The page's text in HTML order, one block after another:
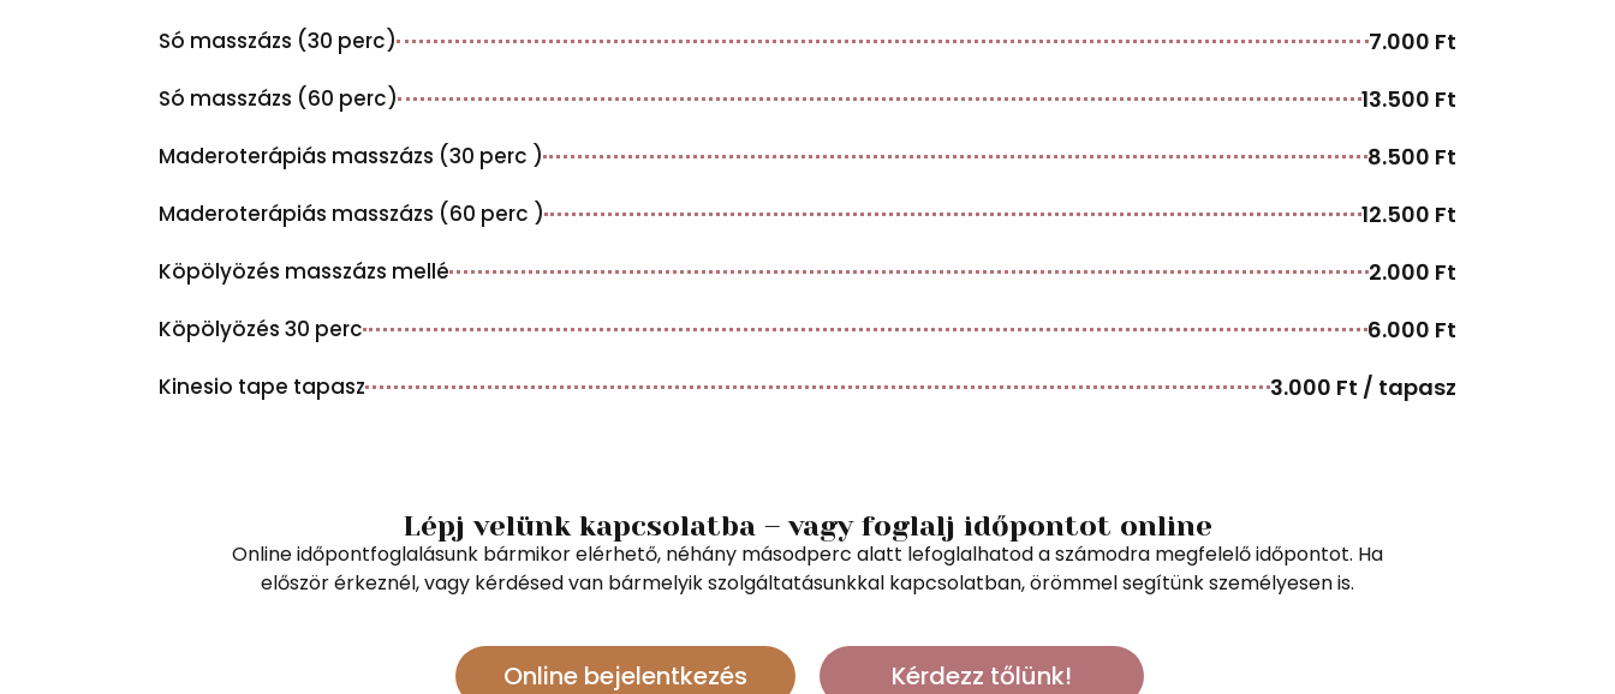
Só masszázs (30 perc) 7.000 Ft
Só masszázs (60 perc) 13.500 Ft
Maderoterápiás masszázs (30 perc ) 8.500 Ft
Maderoterápiás masszázs (60 perc ) 12.500 Ft
Köpölyözés masszázs mellé 2.000 Ft
Köpölyözés 30 perc 6.000 Ft
Kinesio tape tapasz 3.000 Ft / tapasz
Lépj velünk kapcsolatba – vagy foglalj időpontot online
Online időpontfoglalásunk bármikor elérhető, néhány másodperc alatt lefoglalhatod a számodra megfelelő időpontot. Ha
először érkeznél, vagy kérdésed van bármelyik szolgáltatásunkkal kapcsolatban, örömmel segítünk személyesen is.
Online bejelentkezés Kérdezz tőlünk!